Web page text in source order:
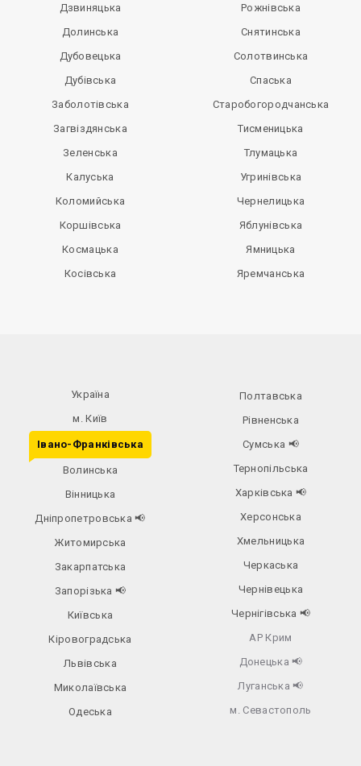
Дзвиняцька
Долинська
Дубовецька
Дубівська
Заболотівська
Загвіздянська
Зеленська
Калуська
Коломийська
Коршівська
Космацька
Косівська
Рожнівська
Снятинська
Солотвинська
Спаська
Старобогородчанська
Тисменицька
Тлумацька
Угринівська
Чернелицька
Яблунівська
Ямницька
Яремчанська
Україна
м. Київ
Івано-Франківська
Волинська
Вінницька
Дніпропетровська📢
Житомирська
Закарпатська
Запорізька 📢
Київська
Кіровоградська
Львівська
Миколаївська
Одеська
Полтавська
Рівненська
Сумська 📢
Тернопільська
Харківська 📢
Херсонська
Хмельницька
Черкаська
Чернівецька
Чернігівська 📢
АР Крим
Донецька 📢
Луганська 📢
м. Севастополь